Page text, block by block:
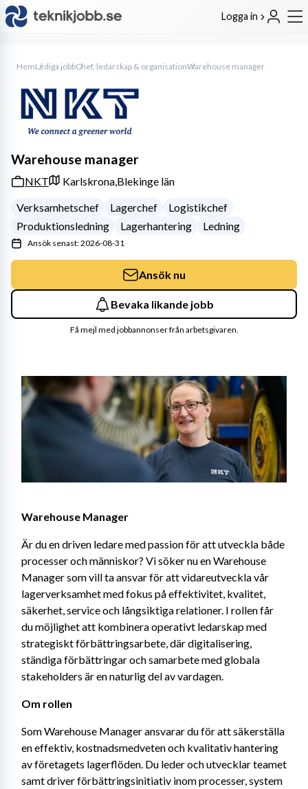
Logga in
HemLediga jobbChef, ledarskap & organisationWarehouse manager
Warehouse Manager
Är du en driven ledare med passion för att utveckla både
processer och människor? Vi söker nu en Warehouse
Manager som vill ta ansvar för att vidareutveckla vår
lagerverksamhet med fokus på effektivitet, kvalitet,
säkerhet, service och långsiktiga relationer. I rollen får
du möjlighet att kombinera operativt ledarskap med
strategiskt förbättringsarbete, där digitalisering,
ständiga förbättringar och samarbete med globala
stakeholders är en naturlig del av vardagen.
Om rollen
Som Warehouse Manager ansvarar du för att säkerställa
en effektiv, kostnadsmedveten och kvalitativ hantering
av företagets lagerflöden. Du leder och utvecklar teamet
samt driver förbättringsinitiativ inom processer, system
Warehouse manager
NKT Karlskrona,Blekinge län
Verksamhetschef
Lagerchef
Logistikchef
Produktionsledning
Lagerhantering Ledning
Ansök senast: 2026-08-31
Ansök nu
Bevaka likande jobb
Få mejl med jobbannonser från arbetsgivaren.